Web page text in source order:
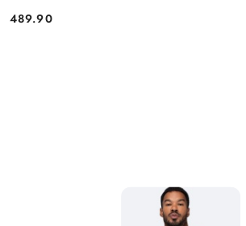
Cena:
489.90